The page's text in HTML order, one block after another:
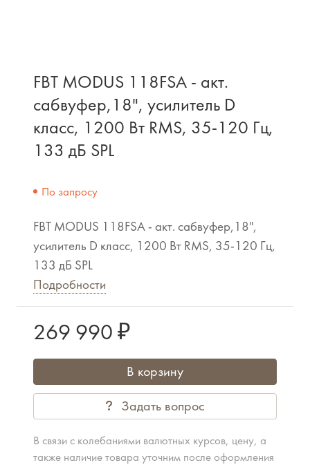
FBT MODUS 118FSA - акт.
сабвуфер,18", усилитель D
класс, 1200 Вт RMS, 35-120 Гц,
133 дБ SPL
По запросу
FBT MODUS 118FSA - акт. сабвуфер,18",
усилитель D класс, 1200 Вт RMS, 35-120 Гц,
133 дБ SPL
Подробности
269 990 ₽
В корзину
Задать вопрос
В связи с колебаниями валютных курсов, цену, а
также наличие товара уточним после оформления